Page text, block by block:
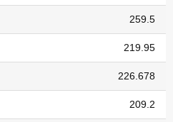
259.5
219.95
226.678
209.2